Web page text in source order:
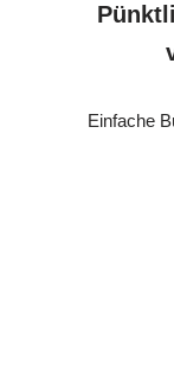
Einfache